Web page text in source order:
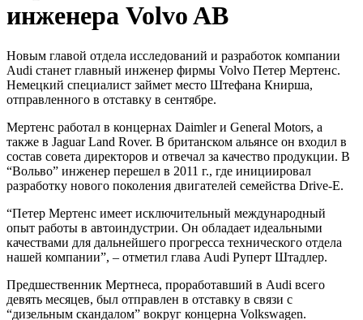
инженера Volvo AB
Новым главой отдела исследований и разработок компании
Audi станет главный инженер фирмы Volvo Петер Мертенс.
Немецкий специалист займет место Штефана Книрша,
отправленного в отставку в сентябре.
Мертенс работал в концернах Daimler и General Motors, а
также в Jaguar Land Rover. В британском альянсе он входил в
состав совета директоров и отвечал за качество продукции. В
“Вольво” инженер перешел в 2011 г., где инициировал
разработку нового поколения двигателей семейства Drive-E.
“Петер Мертенс имеет исключительный международный
опыт работы в автоиндустрии. Он обладает идеальными
качествами для дальнейшего прогресса технического отдела
нашей компании”, – отметил глава Audi Руперт Штадлер.
Предшественник Мертнеса, проработавший в Audi всего
девять месяцев, был отправлен в отставку в связи с
“дизельным скандалом” вокруг концерна Volkswagen.